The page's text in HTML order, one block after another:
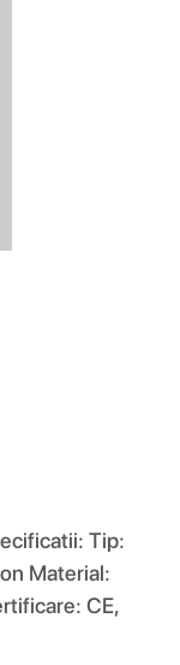
Tip:
Material:
CE,